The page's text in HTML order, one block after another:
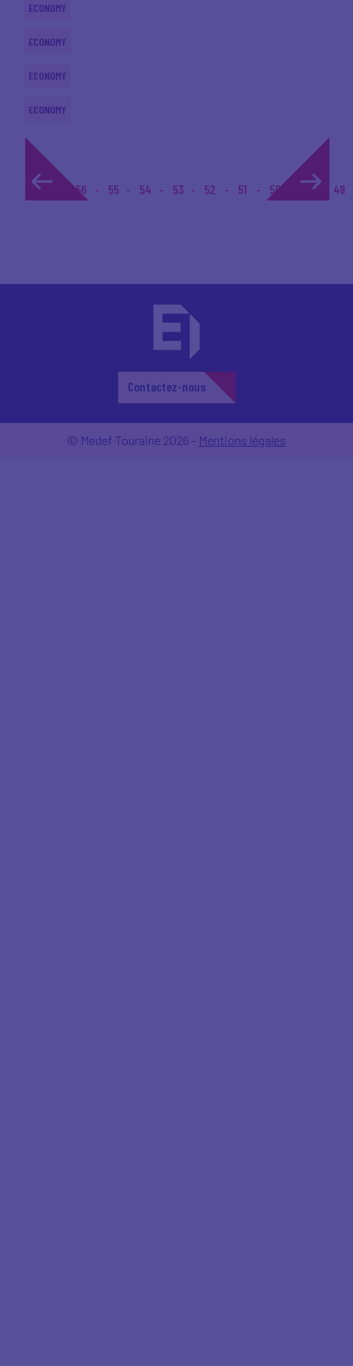
ECONOMY
ECONOMY
ECONOMY
ECONOMY
1... 56 55 54 53 52 51 50 49 48
Contactez-nous
© Medef Touraine 2026 - Mentions légales